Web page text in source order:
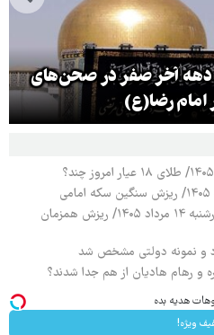
دهه آخر صفر در صحن‌های
رضا(ع)
قیمت محصولات ایران خودرو چهارشنبه ۱۴ مرداد ۱۴۰۵/ ریزش همزمان
و نمونه دولتی مشخص شد
و رهام هادیان از هم جدا شدند؟
ویژه!